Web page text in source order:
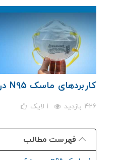
کاربردهای ماسک N95 در حوزه‌های مختلف
426 بازدید 1 لایک
فهرست مطالب